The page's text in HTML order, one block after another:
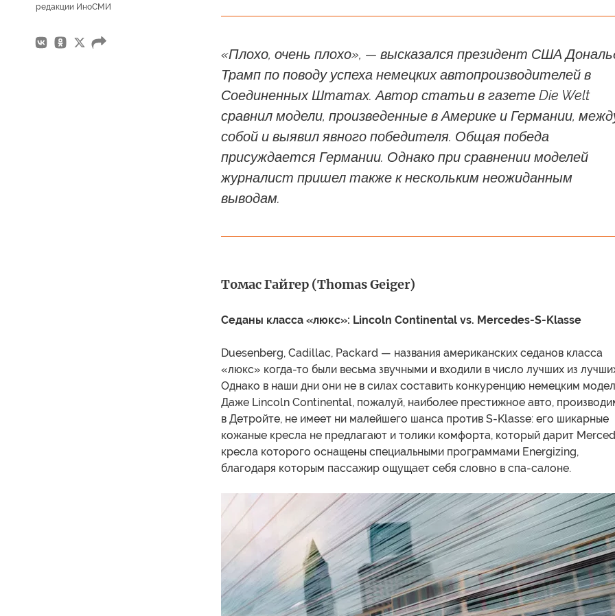
редакции ИноСМИ
«Плохо, очень плохо», — высказался президент США
Трамп по поводу успеха немецких автопроизводителей в
Соединенных Штатах. Автор статьи в газете Die Welt
сравнил модели, произведенные в Америке и Германии,
собой и выявил явного победителя. Общая победа
присуждается Германии. Однако при сравнении моделей
журналист пришел также к нескольким неожиданным
выводам.
Томас Гайгер (Thomas Geiger)
Седаны класса «люкс»: Lincoln Continental vs. Mercedes-S-Klasse
Duesenberg, Cadillac, Packard — названия американских седанов класса
«люкс» когда-то были весьма звучными и входили в число лучших из
Однако в наши дни они не в силах составить конкуренцию немецким
Даже Lincoln Continental, пожалуй, наиболее престижное авто,
в Детройте, не имеет ни малейшего шанса против S-Klasse: его шикарные
кожаные кресла не предлагают и толики комфорта, который дарит
кресла которого оснащены специальными программами Energizing,
благодаря которым пассажир ощущает себя словно в спа-салоне.